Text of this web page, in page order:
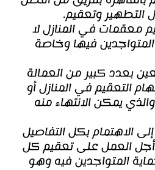
وتعقيم.
في المنازل لا
فيها وخاصة
بعدد كبير من العمالة
التعقيم في المنازل أو
يمكن الانتهاء منه
الاهتمام بكل التفاصيل
أجل العمل على تعقيم كل
المتواجدين فيه وهو